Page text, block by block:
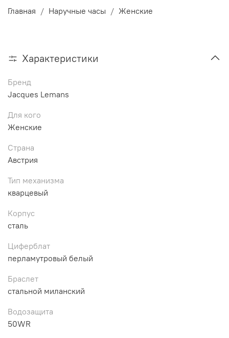
Главная Наручные часы Женские
Характеристики
Бренд
Jacques Lemans
Для кого
Женские
Страна
Австрия
Тип механизма
кварцевый
Корпус
сталь
Циферблат
перламутровый белый
Браслет
стальной миланский
Водозащита
50WR